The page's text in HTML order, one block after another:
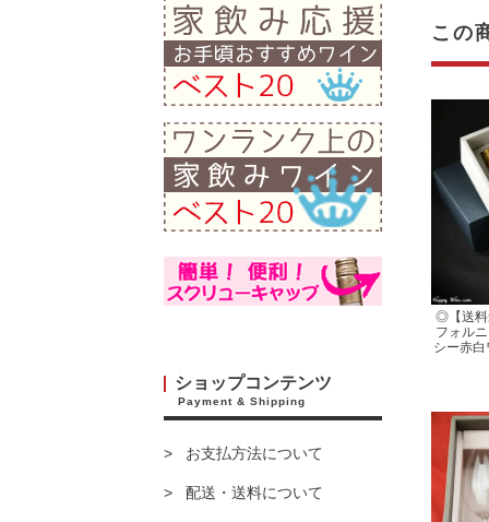
ショップコンテンツ
Payment & Shipping
お支払方法について
配送・送料について
この
◎【送料
フォル
シー赤